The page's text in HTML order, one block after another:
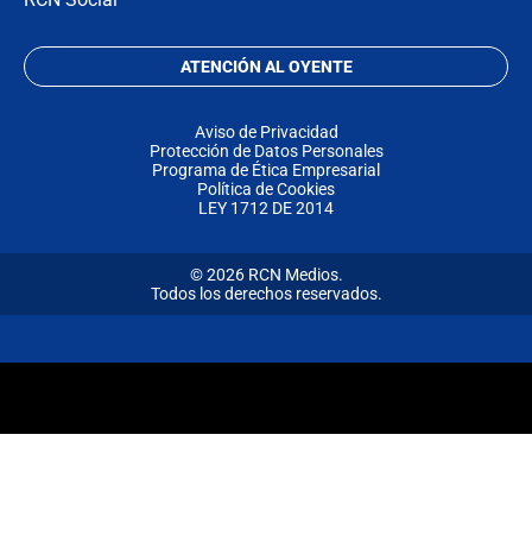
ATENCIÓN AL OYENTE
Aviso de Privacidad
Protección de Datos Personales
Programa de Ética Empresarial
Política de Cookies
LEY 1712 DE 2014
© 2026 RCN Medios.
Todos los derechos reservados.